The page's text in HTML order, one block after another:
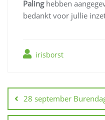
Palinghebben
bedankt voor jullie
irisborst
28 september